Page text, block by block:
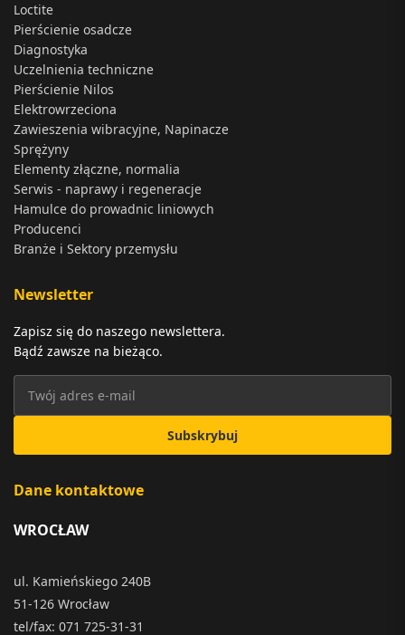
Loctite
Pierścienie osadcze
Diagnostyka
Uczelnienia techniczne
Pierścienie Nilos
Elektrowrzeciona
Zawieszenia wibracyjne, Napinacze
Sprężyny
Elementy złączne, normalia
Serwis - naprawy i regeneracje
Hamulce do prowadnic liniowych
Producenci
Branże i Sektory przemysłu
Newsletter
Zapisz się do naszego newslettera.
Bądź zawsze na bieżąco.
Subskrybuj
Dane kontaktowe
WROCŁAW
ul. Kamieńskiego 240B
51-126 Wrocław
tel/fax: 071 725-31-31